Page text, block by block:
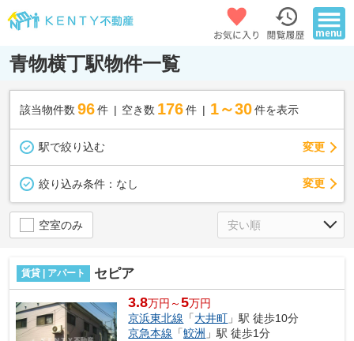
青物横丁駅物件一覧
該当物件数 96件 空き数 176 件 1～30 件を表示
駅で絞り込む 変更
絞り込み条件： なし 変更
空室のみ
賃貸 | アパート セピア
3.8万円～5万円
京浜東北線 「大井町 」駅 徒歩10分
京急本線 「鮫洲 」駅 徒歩1分